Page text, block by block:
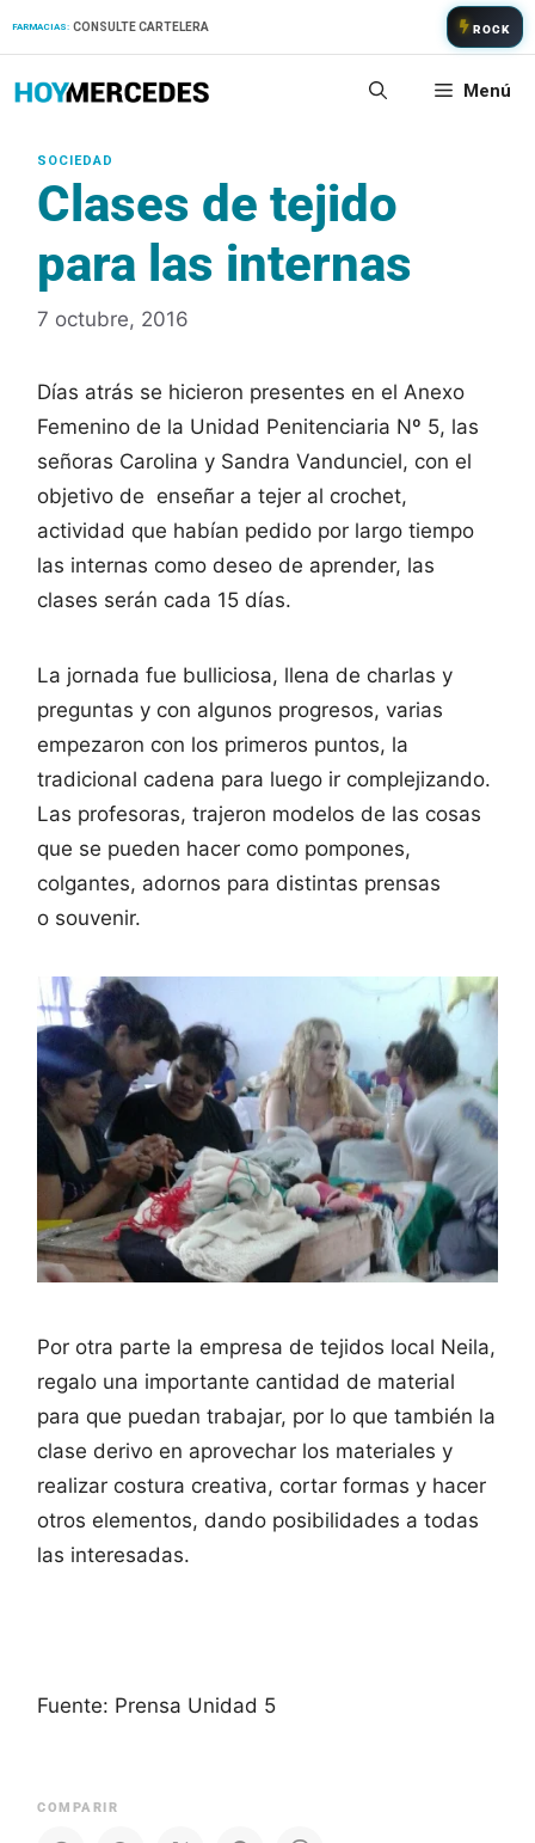
FARMACIAS: CONSULTE CARTELERA ROCK
Menú
Clases de tejido
para las internas
7 octubre, 2016
Días atrás se hicieron presentes en el Anexo
Femenino de la Unidad Penitenciaria Nº 5, las
señoras Carolina y Sandra Vandunciel, con el
objetivo de enseñar a tejer al crochet,
actividad que habían pedido por largo tiempo
las internas como deseo de aprender, las
clases serán cada 15 días.
La jornada fue bulliciosa, llena de charlas y
preguntas y con algunos progresos, varias
empezaron con los primeros puntos, la
tradicional cadena para luego ir complejizando.
Las profesoras, trajeron modelos de las cosas
que se pueden hacer como pompones,
colgantes, adornos para distintas prensas
o souvenir.
Por otra parte la empresa de tejidos local Neila,
regalo una importante cantidad de material
para que puedan trabajar, por lo que también la
clase derivo en aprovechar los materiales y
realizar costura creativa, cortar formas y hacer
otros elementos, dando posibilidades a todas
las interesadas.
Fuente: Prensa Unidad 5
COMPARIR